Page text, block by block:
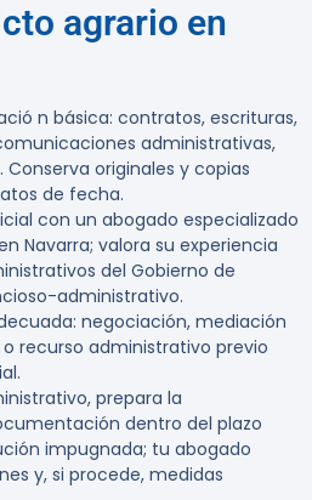
agrario en
n básica: contratos, escrituras,
administrativas,
originales y copias
de fecha.
con un abogado especializado
Navarra; valora su experiencia
del Gobierno de
administrativo.
negociación, mediación
recurso administrativo previo
prepara la
dentro del plazo
impugnada; tu abogado
y, si procede, medidas